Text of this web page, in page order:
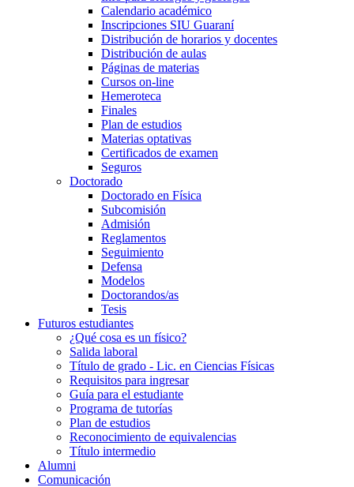
Calendario académico
Inscripciones SIU Guaraní
Distribución de horarios y docentes
Distribución de aulas
Páginas de materias
Cursos on-line
Hemeroteca
Finales
Plan de estudios
Materias optativas
Certificados de examen
Seguros
Doctorado
Doctorado en Física
Subcomisión
Admisión
Reglamentos
Seguimiento
Defensa
Modelos
Doctorandos/as
Tesis
Futuros estudiantes
¿Qué cosa es un físico?
Salida laboral
Título de grado - Lic. en Ciencias Físicas
Requisitos para ingresar
Guía para el estudiante
Programa de tutorías
Plan de estudios
Reconocimiento de equivalencias
Título intermedio
Alumni
Comunicación